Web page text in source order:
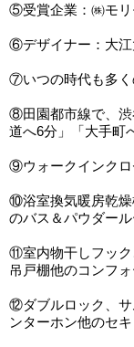
⑤受賞企業：㈱モリ
⑥デザイナー：大江
⑦いつの時代も多く
⑧田園都市線で、渋
道へ6分」「大手町
⑨ウォークインクロ
⑩浴室換気暖房乾燥
のバス＆パウダール
⑪室内物干しフック
吊戸棚他のコンフォ
⑫ダブルロック、サ
ンターホン他のセキ